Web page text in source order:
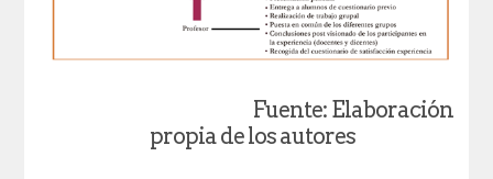
Fuente: Elaboración
propia de los autores